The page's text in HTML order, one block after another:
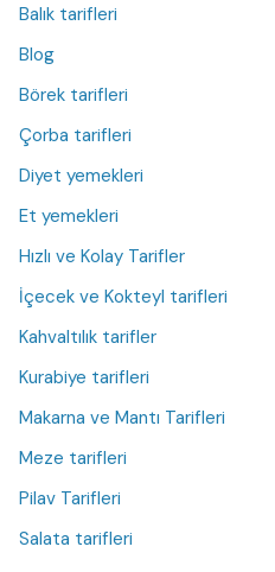
Balık tarifleri
Blog
Börek tarifleri
Çorba tarifleri
Diyet yemekleri
Et yemekleri
Hızlı ve Kolay Tarifler
İçecek ve Kokteyl tarifleri
Kahvaltılık tarifler
Kurabiye tarifleri
Makarna ve Mantı Tarifleri
Meze tarifleri
Pilav Tarifleri
Salata tarifleri